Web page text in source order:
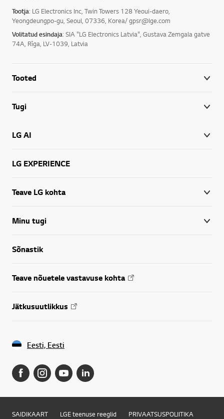
Tootja: LG Electronics Inc, Twin Towers 128 Yeoui-daero,
Yeongdeungpo-gu, Seoul, 07336, Korea/ gpsr@lge.com
Volitatud esindaja: SIA "LG Electronics Latvia", Gustava Zemgala gatve
74A, Rīga, LV-1039, Latvia
Tooted
Tugi
LG AI
LG EXPERIENCE
Teave LG kohta
Minu tugi
Sõnastik
Teave nõuetele vastavuse kohta
Jätkusuutlikkus
Eesti, Eesti
SAIDIKAART LGE teenuse reeglid PRIVAATSUSPOLIITIKA